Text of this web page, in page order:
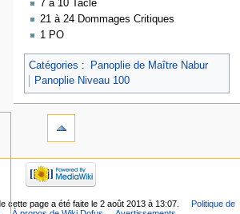
7 à 10 Tacle
21 à 24 Dommages Critiques
1 PO
Catégories :
Panoplie de Maître Nabur
Panoplie Niveau 100
cette page a été faite le 2 août 2013 à 13:07.
Politique de